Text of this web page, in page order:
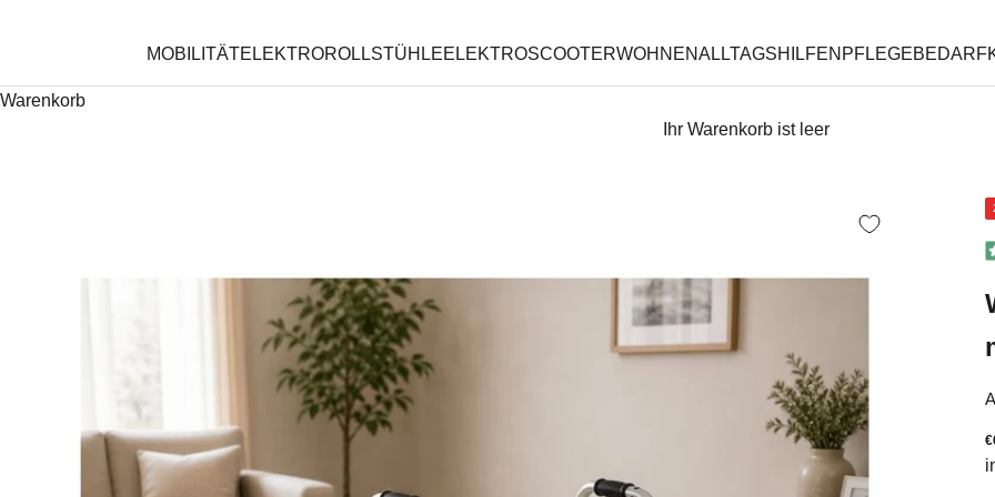
MOBILITÄTELEKTROROLLSTÜHLEELEKTROSCOOTERWOHNENALLTAGSHILFEN PFLEGEBEDARF
Warenkorb
Ihr Warenkorb ist leer